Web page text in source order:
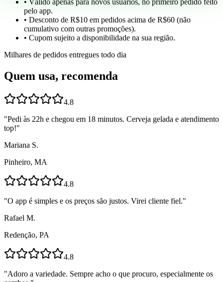
pelo app.
• Desconto de R$10 em pedidos acima de R$60 (não
cumulativo com outras promoções).
• Cupom sujeito a disponibilidade na sua região.
Milhares de pedidos entregues todo dia
Quem usa, recomenda
4.8
"Pedi às 22h e chegou em 18 minutos. Cerveja gelada e atendimento
top!"
Mariana S.
Pinheiro, MA
4.8
"O app é simples e os preços são justos. Virei cliente fiel."
Rafael M.
Redenção, PA
4.8
"Adoro a variedade. Sempre acho o que procuro, especialmente os